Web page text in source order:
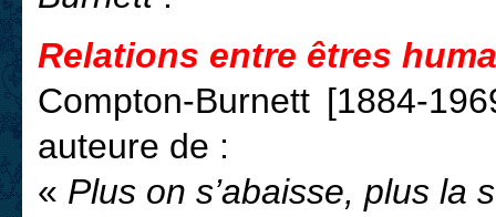
Relations entre êtres
Compton-Burnett [1884-
auteure de :
« Plus on s’abaisse, plus la